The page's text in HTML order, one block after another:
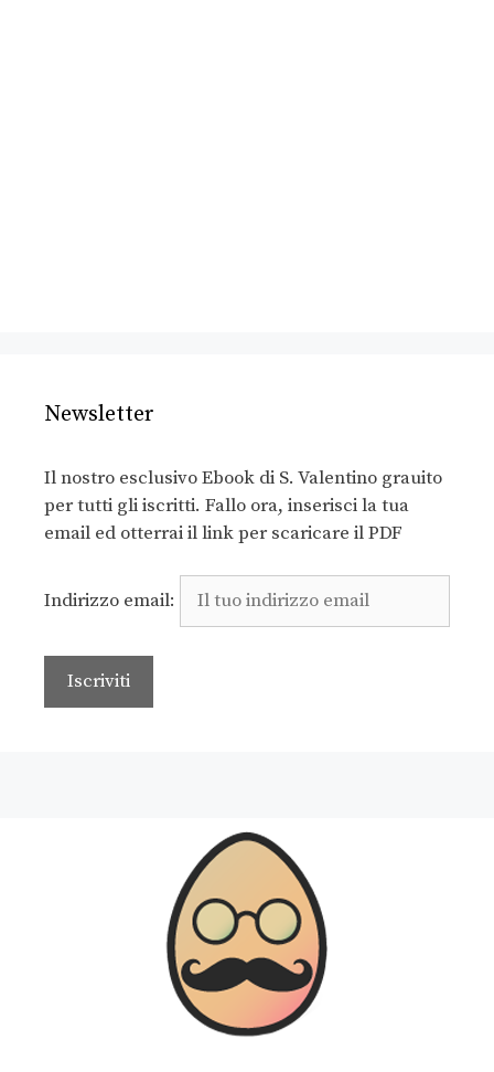
Newsletter
Il nostro esclusivo Ebook di S. Valentino grauito
per tutti gli iscritti. Fallo ora, inserisci la tua
email ed otterrai il link per scaricare il PDF
Indirizzo email: